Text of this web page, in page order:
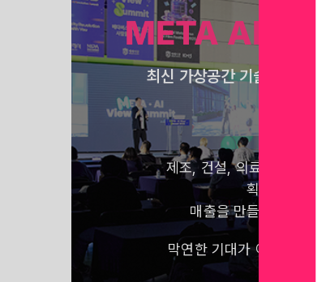
META AI
최신 가상공간 기술들의 산
제조, 건설, 의료, 교육, 국
획기적으로
매출을 만들어내는 VR,
막연한 기대가 아닌 어떠